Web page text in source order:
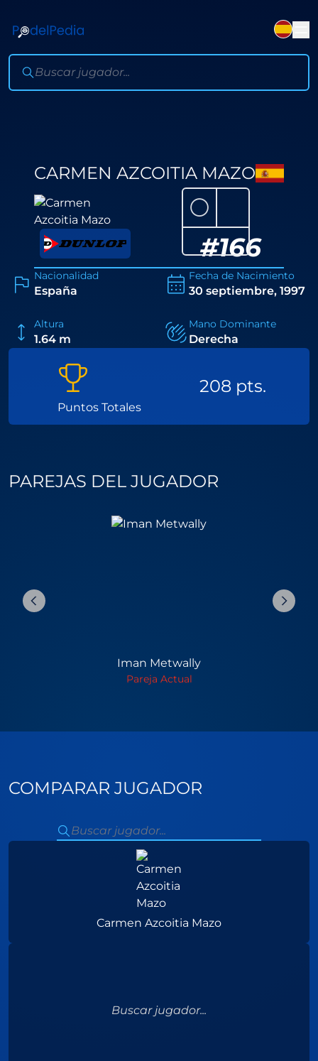
CARMEN AZCOITIA MAZO
#166
⚪
Nacionalidad
España
Fecha de Nacimiento
30 septiembre, 1997
Altura
1.64 m
Mano Dominante
Derecha
Puntos Totales
208 pts.
PAREJAS DEL JUGADOR
Iman Metwally
Pareja Actual
COMPARAR JUGADOR
Carmen Azcoitia Mazo
Buscar jugador...